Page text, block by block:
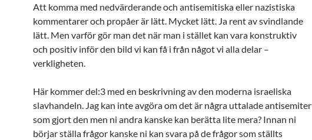
Att komma med nedvärderande och antisemitiska eller nazistiska
kommentarer och propåer är lätt. Mycket lätt. Ja rent av svindlande
lätt. Men varför gör man det när man i stället kan vara konstruktiv
och positiv inför den bild vi kan få i från något vi alla delar –
verkligheten.
Här kommer del:3 med en beskrivning av den moderna israeliska
slavhandeln. Jag kan inte avgöra om det är några uttalade antisemiter
som gjort den men ni andra kanske kan berätta lite mera? Innan ni
börjar ställa frågor kanske ni kan svara på de frågor som ställts